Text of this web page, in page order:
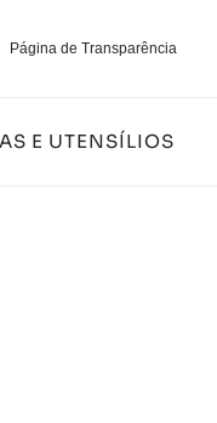
Página de Transparência
E UTENSÍLIOS